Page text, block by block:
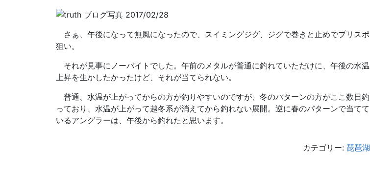
さぁ、午後になって無風になったので、スイミングジグ、ジグで巻きと止めでプリスポ
狙い。
それが見事にノーバイトでした。午前のメタルが普通に釣れていただけに、午後の水温
上昇を生かしたかったけど、それが当てられない。
普通、水温が上がってからの方が釣りやすいのですが、冬のパターンの方がここ数日釣
っており、水温が上がって越冬系が消えてから釣れない展開。逆に春のパターンで当てて
いるアングラーは、午後から釣れたと思います。
カテゴリー: 琵琶湖